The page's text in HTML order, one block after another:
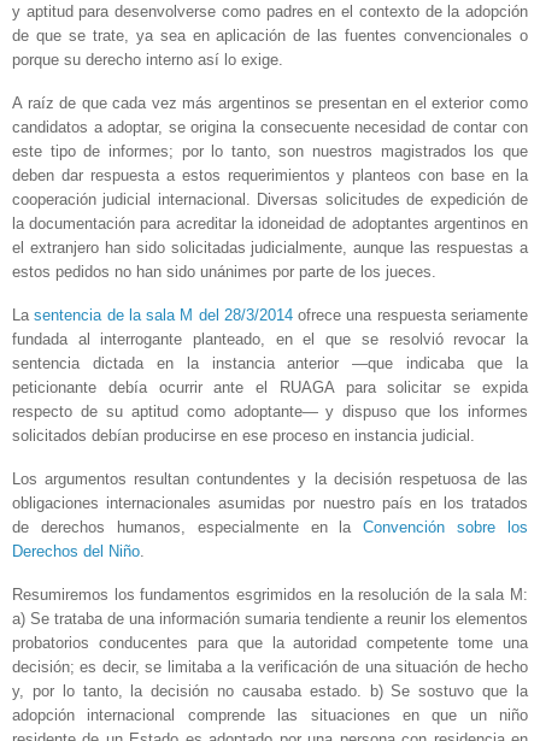
y aptitud para desenvolverse como padres en el contexto de la adopción
de que se trate, ya sea en aplicación de las fuentes convencionales o
porque su derecho interno así lo exige.
A raíz de que cada vez más argentinos se presentan en el exterior como
candidatos a adoptar, se origina la consecuente necesidad de contar con
este tipo de informes; por lo tanto, son nuestros magistrados los que
deben dar respuesta a estos requerimientos y planteos con base en la
cooperación judicial internacional. Diversas solicitudes de expedición de
la documentación para acreditar la idoneidad de adoptantes argentinos en
el extranjero han sido solicitadas judicialmente, aunque las respuestas a
estos pedidos no han sido unánimes por parte de los jueces.
Lasentencia de la sala M del 28/3/2014ofrece una respuesta seriamente
fundada al interrogante planteado, en el que se resolvió revocar la
sentencia dictada en la instancia anterior —que indicaba que la
peticionante debía ocurrir ante el RUAGA para solicitar se expida
respecto de su aptitud como adoptante— y dispuso que los informes
solicitados debían producirse en ese proceso en instancia judicial.
Los argumentos resultan contundentes y la decisión respetuosa de las
obligaciones internacionales asumidas por nuestro país en los tratados
de derechos humanos, especialmente en laConvención sobre los
Derechos del Niño
Resumiremos los fundamentos esgrimidos en la resolución de la sala M:
a) Se trataba de una información sumaria tendiente a reunir los elementos
probatorios conducentes para que la autoridad competente tome una
decisión; es decir, se limitaba a la verificación de una situación de hecho
y, por lo tanto, la decisión no causaba estado. b) Se sostuvo que la
adopción internacional comprende las situaciones en que un niño